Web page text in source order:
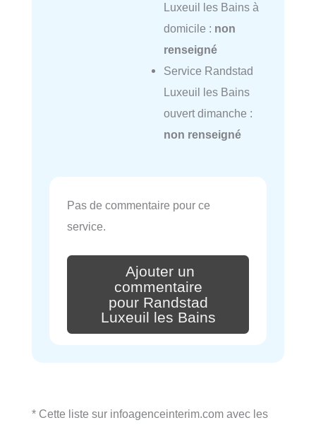
Luxeuil les Bains à
domicile : non
renseigné
Service Randstad
Luxeuil les Bains
ouvert dimanche :
non renseigné
Pas de commentaire pour ce
service.
Ajouter un
commentaire
pour Randstad
Luxeuil les Bains
* Cette liste sur infoagenceinterim.com avec les